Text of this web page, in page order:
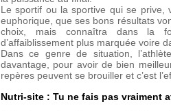
Le sportif ou la sportive qui se prive,
euphorique, que ses bons résultats
choix, mais connaîtra dans la
d’affaiblissement plus marquée voire
Dans ce genre de situation,
davantage, pour avoir de bien
repères peuvent se brouiller et c’est
Nutri-site : Tu ne fais pas vraiment